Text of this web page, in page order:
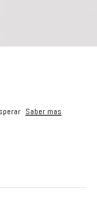
Saber mas